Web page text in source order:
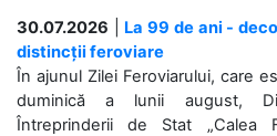
30.07.2026
La 99 de ani -
distincții feroviare
În ajunul Zilei Feroviarului, care
duminică a lunii august,
Întreprinderii de Stat „Calea